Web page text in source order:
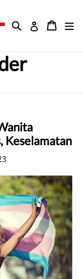
MencariGabung
Keselamatan